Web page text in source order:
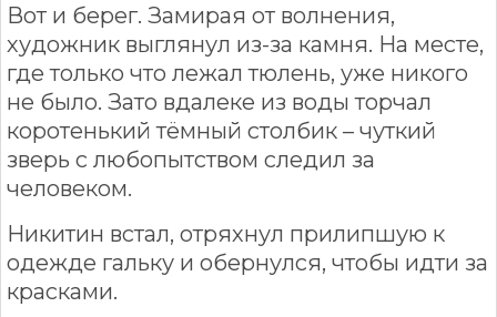
Вот и берег. Замирая от волнения,
художник выглянул из-за камня. На месте,
где только что лежал тюлень, уже никого
не было. Зато вдалеке из воды торчал
коротенький тёмный столбик – чуткий
зверь с любопытством следил за
человеком.
Никитин встал, отряхнул прилипшую к
одежде гальку и обернулся, чтобы идти за
красками.